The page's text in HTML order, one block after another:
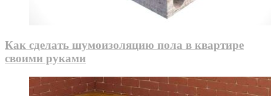
Как сделать шумоизоляцию пола в квартире
своими руками